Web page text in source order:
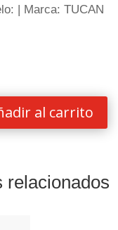
| Marca: TUCAN
al carrito
relacionados